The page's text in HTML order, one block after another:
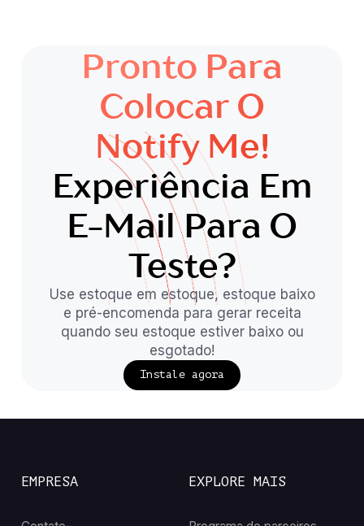
Pronto Para
Colocar O
Notify Me!
Experiência Em
E-Mail Para O
Teste?
Use estoque em estoque, estoque baixo
e pré-encomenda para gerar receita
quando seu estoque estiver baixo ou
esgotado!
Instale agora
EMPRESA EXPLORE MAIS